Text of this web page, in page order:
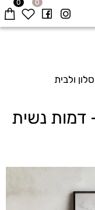
0 0
ולבית
נשית